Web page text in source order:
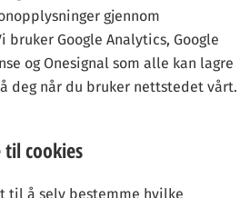
gjennom
bruker Google Analytics, Google
og Onesignal som alle kan lagre
deg når du bruker nettstedet vårt.
til cookies
til å selv bestemme hvilke